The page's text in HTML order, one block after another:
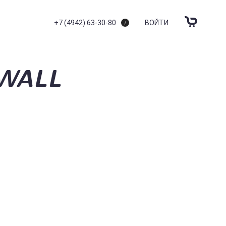
+7 (4942) 63-30-80 ВОЙТИ